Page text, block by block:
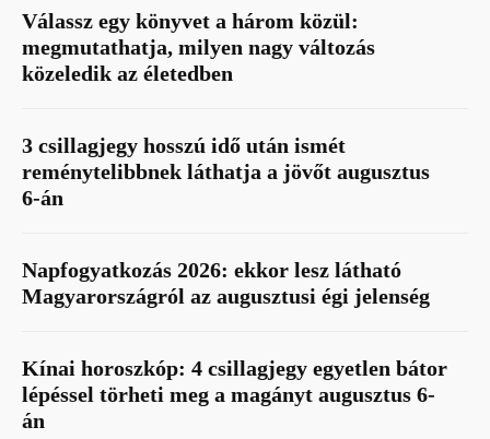
Válassz egy könyvet a három közül:
megmutathatja, milyen nagy változás
közeledik az életedben
3 csillagjegy hosszú idő után ismét
reménytelibbnek láthatja a jövőt augusztus
6-án
Napfogyatkozás 2026: ekkor lesz látható
Magyarországról az augusztusi égi jelenség
Kínai horoszkóp: 4 csillagjegy egyetlen bátor
lépéssel törheti meg a magányt augusztus 6-
án